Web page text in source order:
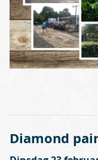
Diamond